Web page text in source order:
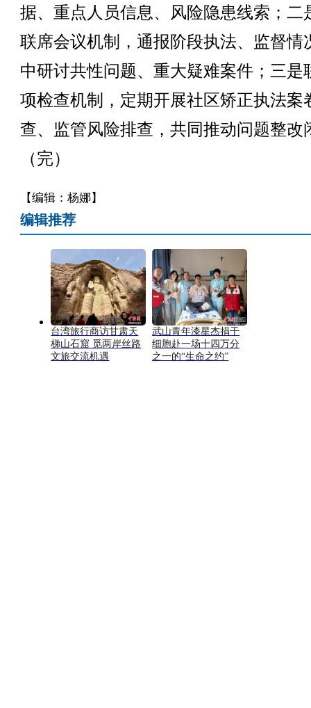
据、重点人员信息、风险隐患线索；二
联席会议机制，通报阶段执法、监督情
中研讨共性问题、重大疑难案件；三是
项检查机制，定期开展社区矫正执法案
查、监管风险排查，共同推动问题整改
（完）
【编辑：杨娜】
编辑推荐
台湾旅行商访甘肃天
梯山石窟 觅两岸丝路
文旅交流机遇
武山青年漆星杰捐干
细胞赴一场十四万分
之一的“生命之约”